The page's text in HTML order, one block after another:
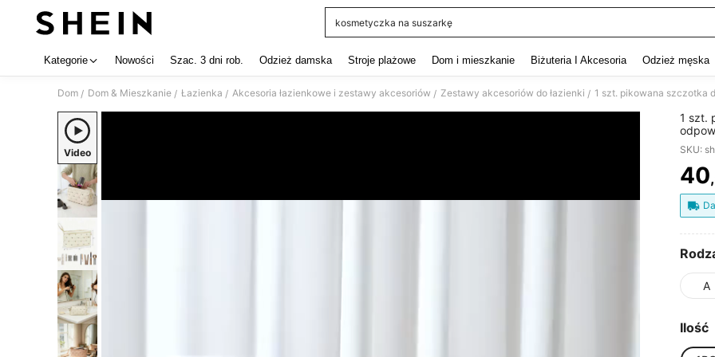
kosmetyczka na suszarkę
Kategorie Nowości Szac. 3 dni rob. Odzież damska Stroje plażowe Dom i mieszkanie Biżuteria I Akcesoria Odzież męska
Dom / Dom & Mieszkanie / Łazienka / Akcesoria łazienkowe i zestawy akcesoriów / Zestawy akcesoriów do łazienki /
Video
1 szt.
SKU:
40
A
Ilość